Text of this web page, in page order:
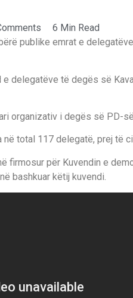
6 Min Read
publike emrat e
delegatëve të degës së
organizativ i degës së PD-
në total 117 delegatë, prej të
firmosur për Kuvendin e
bashkuar këtij kuvendi.